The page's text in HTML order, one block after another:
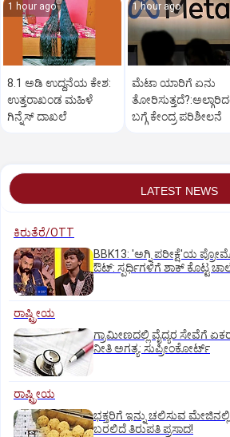
1 hour ago
8.1 ಅಡಿ ಉದ್ದನೆಯ ಕೇಶ:
ಉತ್ತರಾಖಂಡ ಮಹಿಳೆ
ಗಿನ್ನೆಸ್‌ ದಾಖಲೆ
1 hour ago
ಮೆಟಾ ಯಾರಿಗೆ ಏನು
ಬಗ್ಗೆ ಕೇಂದ್ರ ಪರಿಶೀಲನೆ
LATEST NEWS
ಕಿರುತೆರೆ/OTT
BBK13: 'ಅಗ್ನಿ ಪರೀಕ್ಷೆ'ಯ
ಔಟ್: ಸ್ಪರ್ಧಿಗಳಿಗೆ ಶಾಕ್ ಕೊಟ್ಟ
ರಾಷ್ಟ್ರೀಯ
ಗ್ರಾಮೀಣದಲ್ಲಿ ವೈದ್ಯರ ಸೇವೆಗೆ
ನೀತಿ ಅಗತ್ಯ: ಸುಪ್ರೀಂಕೋರ್ಟ್‌
ರಾಷ್ಟ್ರೀಯ
ಭಕ್ತರಿಗೆ ಇನ್ನು ಚಲಿಸುವ ಮೇಜಿನಲ್ಲಿ
ಬರಲಿದೆ ತಿರುಪತಿ ಪ್ರಸಾದ!